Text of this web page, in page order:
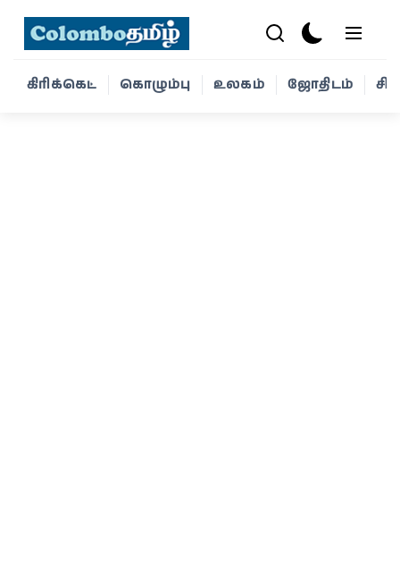
கிரிக்கெட் கொழும்பு உலகம் ஜோதிடம்